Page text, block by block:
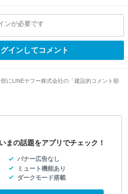
lo
w
lo
w
lo
w
lo
w
lo
w
ンが必要です
インしてコメント
にLINEヤフー株式会社の「建設的コメント順
いまの話題をアプリでチェック！
バナー広告なし
ミュート機能あり
ダークモード搭載